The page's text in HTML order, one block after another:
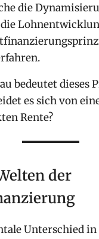
die
bedeutet dieses
es sich von
Rente?
der
Unterschied in